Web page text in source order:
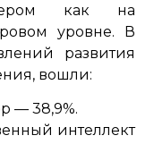
как на
уровне. В
развития
вошли:
— 38,9%.
интеллект